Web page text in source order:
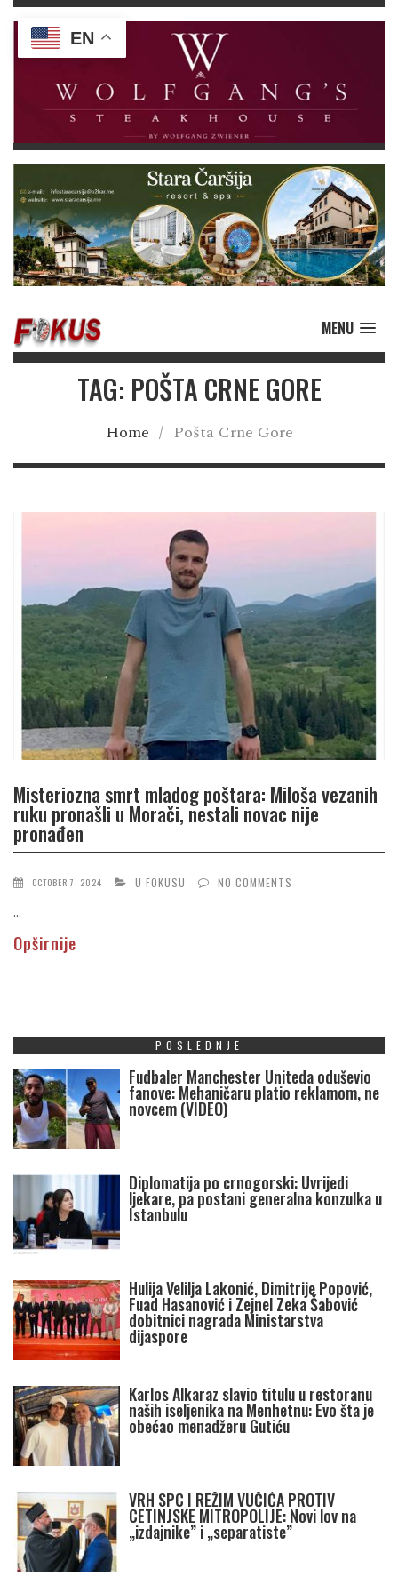
MENU
TAG: POŠTA CRNE GORE
Home / Pošta Crne Gore
Misteriozna smrt mladog poštara: Miloša vezanih
ruku pronašli u Morači, nestali novac nije
pronađen
OCTOBER 7, 2024 U FOKUSU NO COMMENTS
...
Opširnije
POSLEDNJE
Fudbaler Manchester Uniteda oduševio
fanove: Mehaničaru platio reklamom, ne
novcem (VIDEO)
Diplomatija po crnogorski: Uvrijedi
ljekare, pa postani generalna konzulka u
Istanbulu
Hulija Velilja Lakonić, Dimitrije Popović,
Fuad Hasanović i Zejnel Zeka Šabović
dobitnici nagrada Ministarstva
dijaspore
Karlos Alkaraz slavio titulu u restoranu
naših iseljenika na Menhetnu: Evo šta je
obećao menadžeru Gutiću
VRH SPC I REŽIM VUČIĆA PROTIV
CETINJSKE MITROPOLIJE: Novi lov na
„izdajnike” i „separatiste”
EN